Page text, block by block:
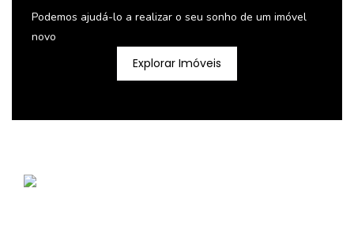
Podemos ajudá-lo a realizar o seu sonho de um imóvel
novo
Explorar Imóveis